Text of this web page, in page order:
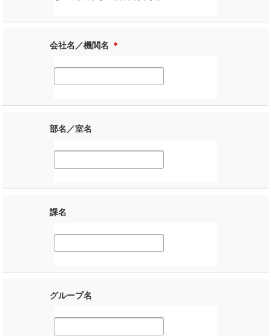
会社名／機関名 ＊
部名／室名
課名
グループ名